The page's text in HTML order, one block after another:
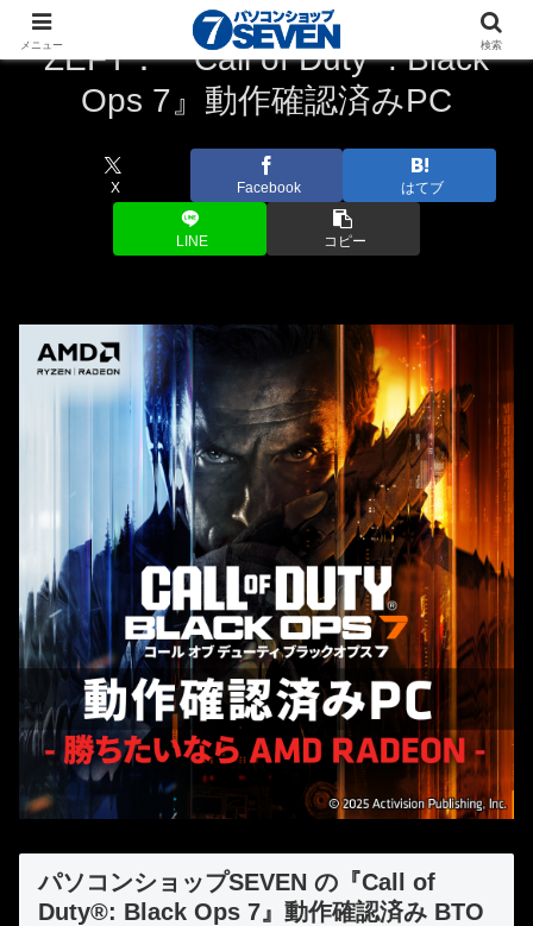
ZEFT：『Call of Duty : Black
Ops 7』動作確認済みPC
X Facebook はてブ
LINE コピー
パソコンショップSEVEN の『Call of
Duty®: Black Ops 7』動作確認済み BTO
メニュー 検索